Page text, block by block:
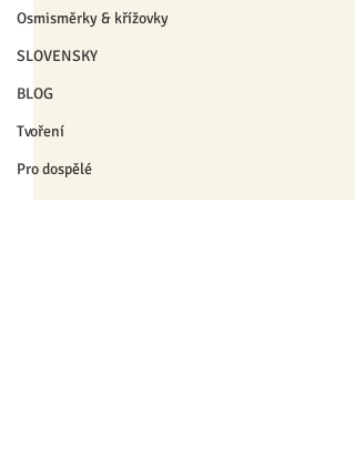
Osmisměrky & křížovky
SLOVENSKY
BLOG
Tvoření
Pro dospělé